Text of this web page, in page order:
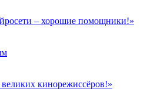
– хорошие помощники!»
кинорежиссёров!»